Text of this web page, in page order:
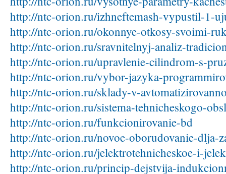
http://ntc-orion.ru/izhneftemash-vypustil-1-
http://ntc-orion.ru/okonnye-otkosy-svoimi-
http://ntc-orion.ru/sravnitelnyj-analiz-
http://ntc-orion.ru/upravlenie-cilindrom-s-
http://ntc-orion.ru/vybor-jazyka-
http://ntc-orion.ru/sklady-v-
http://ntc-orion.ru/sistema-tehnicheskogo-
http://ntc-orion.ru/funkcionirovanie-bd
http://ntc-orion.ru/novoe-oborudovanie-dlja-
http://ntc-orion.ru/jelektrotehnicheskoe-i-
http://ntc-orion.ru/princip-dejstvija-